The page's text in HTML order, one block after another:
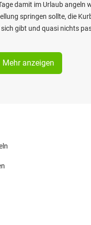
damit im Urlaub angeln
springen sollte, die
gibt und quasi nichts
Mehr anzeigen